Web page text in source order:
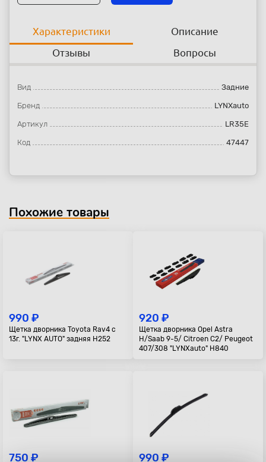
Характеристики
Описание
Отзывы
Вопросы
Вид Задние
Бренд LYNXauto
Артикул LR35E
Код 47447
Похожие товары
990 ₽
Щетка дворника Toyota Rav4 с
13г. "LYNX AUTO" задняя H252
920 ₽
Щетка дворника Opel Astra
H/Saab 9-5/ Citroen C2/ Peugeot
407/308 "LYNXauto" H840
750 ₽ 990 ₽